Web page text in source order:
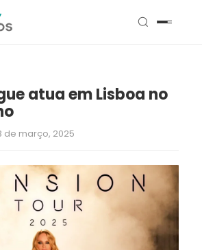
atua em Lisboa no
de março, 2025